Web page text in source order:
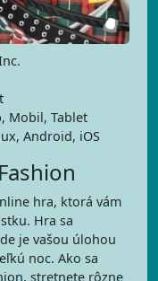
Mobil, Tablet
Android, iOS
hra, ktorá vám
Hra sa
je vašou úlohou
noc. Ako sa
stretnete rôzne